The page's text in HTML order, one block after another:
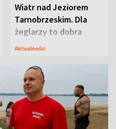
Wiatr nad Jeziorem
Tarnobrzeskim. Dla
żeglarzy to dobra
wiadomość
Aktualności